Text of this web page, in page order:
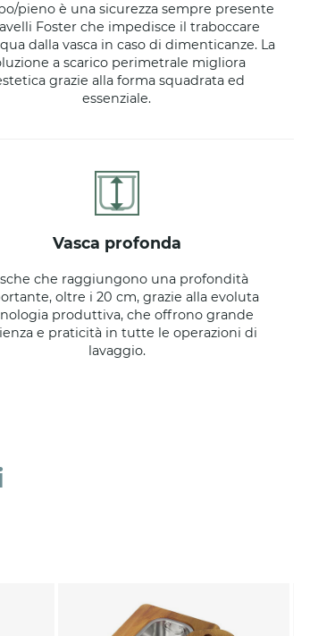
pieno è una sicurezza sempre presente
Foster che impedisce il traboccare
dalla vasca in caso di dimenticanze. La
a scarico perimetrale migliora
grazie alla forma squadrata ed
essenziale.
vasca profonda
che raggiungono una profondità
oltre i 20 cm, grazie alla evoluta
produttiva, che offrono grande
e praticità in tutte le operazioni di
lavaggio.